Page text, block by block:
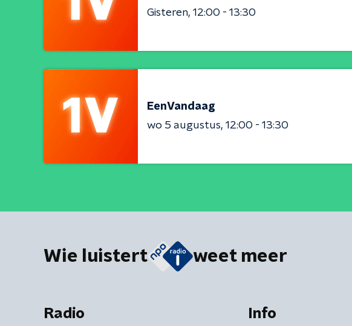
Gisteren 12:00 - 13:30
EenVandaag
wo 5 augustus 12:00 - 13:30
Wie luistert weet meer
Radio Info